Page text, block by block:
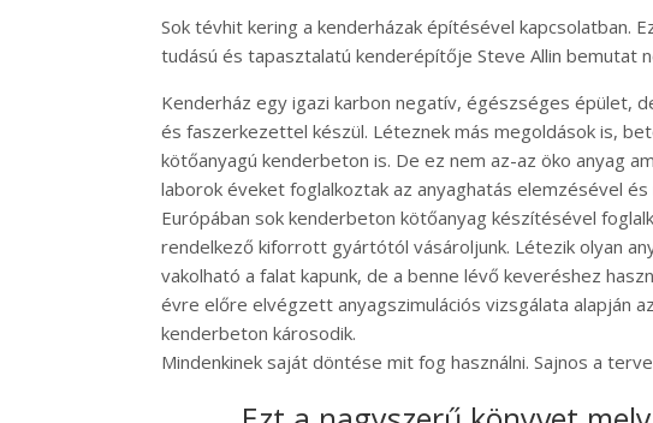
Sok tévhit kering a kenderházak építésével kapcsolatban.
tudású és tapasztalatú kenderépítője Steve Allin bemutat
Kenderház egy igazi karbon negatív, égészséges épület,
és faszerkezettel készül. Léteznek más megoldások is,
kötőanyagú kenderbeton is. De ez nem az-az öko anyag
laborok éveket foglalkoztak az anyaghatás elemzésével
Európában sok kenderbeton kötőanyag készítésével
rendelkező kiforrott gyártótól vásároljunk. Létezik olyan
vakolható a falat kapunk, de a benne lévő keveréshez
évre előre elvégzett anyagszimulációs vizsgálata alapján
kenderbeton károsodik.
Mindenkinek saját döntése mit fog használni. Sajnos a